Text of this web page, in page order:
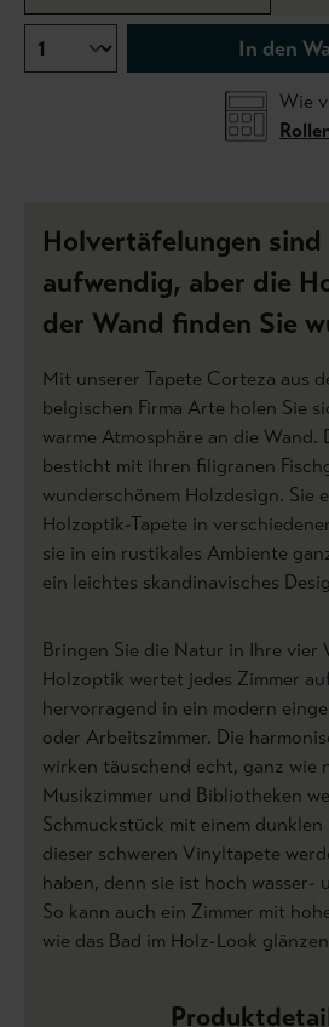
In den
Wie
Holvertäfelungen sind
aufwendig, aber die
der Wand finden Sie
Mit unserer Tapete Corteza aus
belgischen Firma Arte holen Sie
warme Atmosphäre an die Wand.
besticht mit ihren filigranen
wunderschönem Holzdesign. Sie
Holzoptik-Tapete in
sie in ein rustikales Ambiente
ein leichtes skandinavisches
Bringen Sie die Natur in Ihre vier
Holzoptik wertet jedes Zimmer
hervorragend in ein modern
oder Arbeitszimmer. Die
wirken täuschend echt, ganz wie
Musikzimmer und Bibliotheken
Schmuckstück mit einem
dieser schweren Vinyltapete
haben, denn sie ist hoch wasser-
So kann auch ein Zimmer mit
wie das Bad im Holz-Look